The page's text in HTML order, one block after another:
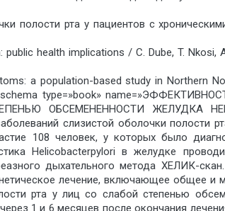
полости рта у пациентов с
health implications / C. Dube, T. Nkosi,
a population-based study in Northern
type=»book»
ОБСЕМЕНЕННОСТИ ЖЕЛУДКА
слизистой оболочки полости
108 человек, у которых было
Helicobacterpylori в желудке
дыхательного метода ХЕЛИК-
лечение, включающее общее и
рта у лиц со слабой степенью
1 и 6 месяцев после окончания